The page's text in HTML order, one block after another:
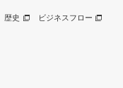
歴史 ビジネスフロー